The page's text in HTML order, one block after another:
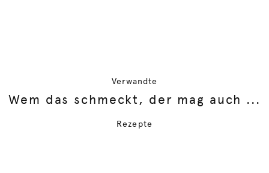
Verwandte
Wem das schmeckt, der mag auch ...
Rezepte